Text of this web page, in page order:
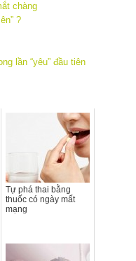
chàng
?
lần “yêu” đầu tiên
Tự phá thai bằng
thuốc có ngày mất
mạng